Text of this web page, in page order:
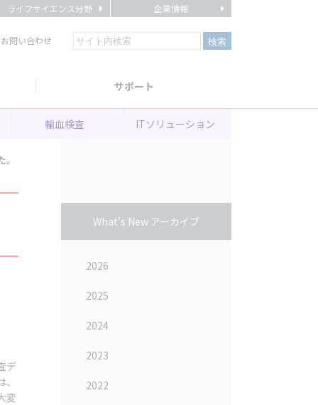
ライフサイエンス分野 企業情報
問い合わせ
サポート
輸血検査 ITソリューション
デ
変
What's New アーカイブ
2026
2025
2024
2023
2022